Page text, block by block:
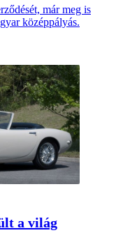
már meg is
középpályás.
a világ